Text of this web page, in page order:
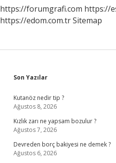
https://forumgrafi.com https://
https://edom.com.trSitemap
Sidebar
Son Yazılar
Kutanöz nedir tip ?
Ağustos 8, 2026
Kızlık zarı ne yapsam bozulur ?
Ağustos 7, 2026
Devreden borç bakiyesi ne demek ?
Ağustos 6, 2026